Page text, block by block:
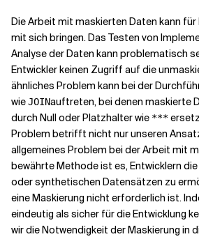
Die Arbeit mit maskierten Daten kann
mit sich bringen. Das Testen von
Analyse der Daten kann problematisch
Entwickler keinen Zugriff auf die
ähnliches Problem kann bei der
wieJOINauftreten, bei denen maskierte
durch Null oder Platzhalter wie ***
Problem betrifft nicht nur unseren
allgemeines Problem bei der Arbeit mit
bewährte Methode ist es, Entwicklern
oder synthetischen Datensätzen zu
eine Maskierung nicht erforderlich ist.
eindeutig als sicher für die Entwicklung
wir die Notwendigkeit der Maskierung in